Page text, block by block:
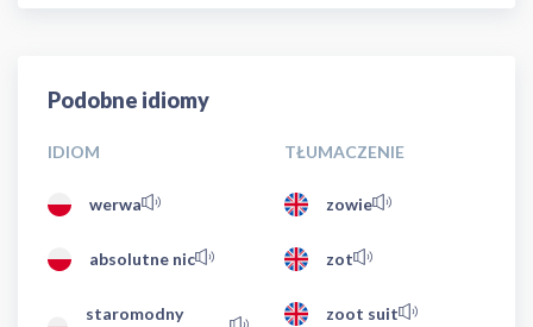
Podobne idiomy
IDIOM TŁUMACZENIE
werwa zowie
absolutne nic zot
staromodny
zoot suit